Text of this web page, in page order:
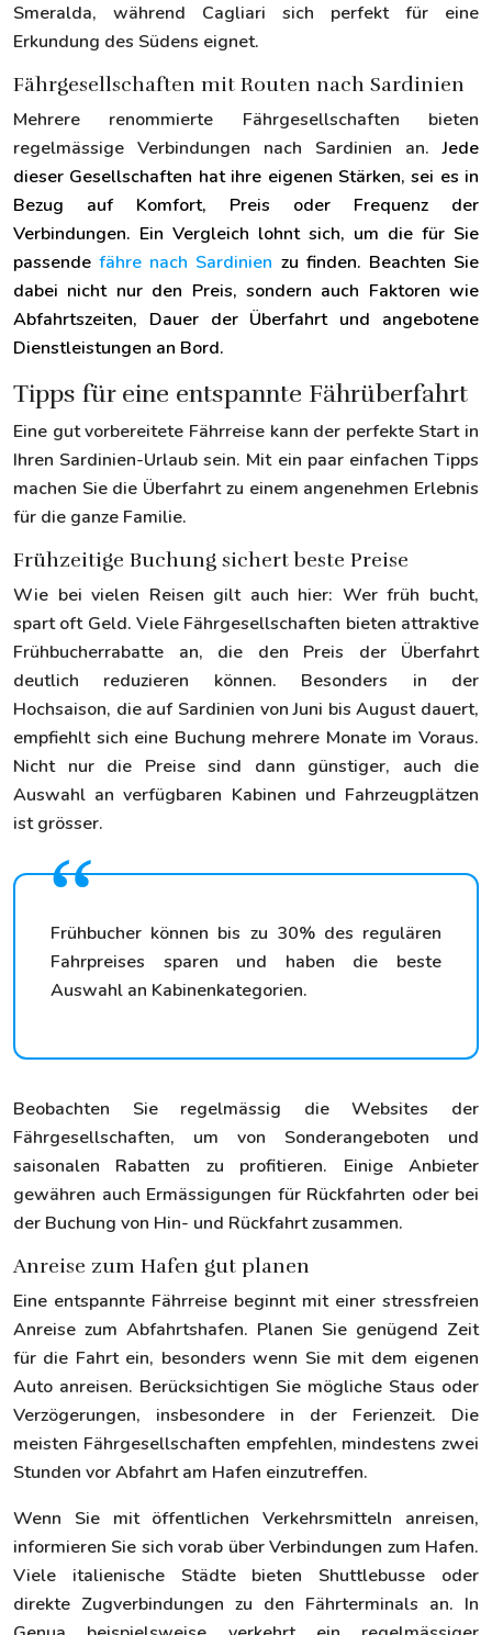
Smeralda, während Cagliari sich perfekt für eine
Erkundung des Südens eignet.
Fährgesellschaften mit Routen nach Sardinien
Mehrere renommierte Fährgesellschaften bieten
regelmässige Verbindungen nach Sardinien an.Jede
dieser Gesellschaften hat ihre eigenen Stärken, sei es in
Bezug auf Komfort, Preis oder Frequenz der
Verbindungen. Ein Vergleich lohnt sich, um die für Sie
passendefähre nach Sardinien zu finden. Beachten Sie
dabei nicht nur den Preis, sondern auch Faktoren wie
Abfahrtszeiten, Dauer der Überfahrt und angebotene
Dienstleistungen an Bord.
Tipps für eine entspannte Fährüberfahrt
Eine gut vorbereitete Fährreise kann der perfekte Start in
Ihren Sardinien-Urlaub sein. Mit ein paar einfachen Tipps
machen Sie die Überfahrt zu einem angenehmen Erlebnis
für die ganze Familie.
Frühzeitige Buchung sichert beste Preise
Wie bei vielen Reisen gilt auch hier: Wer früh bucht,
spart oft Geld. Viele Fährgesellschaften bieten attraktive
Frühbucherrabatte an, die den Preis der Überfahrt
deutlich reduzieren können. Besonders in der
Hochsaison, die auf Sardinien von Juni bis August dauert,
empfiehlt sich eine Buchung mehrere Monate im Voraus.
Nicht nur die Preise sind dann günstiger, auch die
Auswahl an verfügbaren Kabinen und Fahrzeugplätzen
ist grösser.
Frühbucher können bis zu 30% des regulären
Fahrpreises sparen und haben die beste
Auswahl an Kabinenkategorien.
Beobachten Sie regelmässig die Websites der
Fährgesellschaften, um von Sonderangeboten und
saisonalen Rabatten zu profitieren. Einige Anbieter
gewähren auch Ermässigungen für Rückfahrten oder bei
der Buchung von Hin- und Rückfahrt zusammen.
Anreise zum Hafen gut planen
Eine entspannte Fährreise beginnt mit einer stressfreien
Anreise zum Abfahrtshafen. Planen Sie genügend Zeit
für die Fahrt ein, besonders wenn Sie mit dem eigenen
Auto anreisen. Berücksichtigen Sie mögliche Staus oder
Verzögerungen, insbesondere in der Ferienzeit. Die
meisten Fährgesellschaften empfehlen, mindestens zwei
Stunden vor Abfahrt am Hafen einzutreffen.
Wenn Sie mit öffentlichen Verkehrsmitteln anreisen,
informieren Sie sich vorab über Verbindungen zum Hafen.
Viele italienische Städte bieten Shuttlebusse oder
direkte Zugverbindungen zu den Fährterminals an. In